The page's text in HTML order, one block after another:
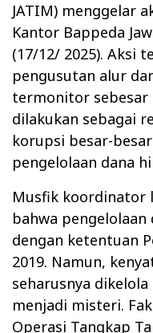
JATIM) menggelar
Kantor Bappeda
(17/12/ 2025). Aksi
pengusutan alur
termonitor sebesar
dilakukan sebagai
korupsi besar-
pengelolaan dana
Musfik koordinator
bahwa pengelolaan
dengan ketentuan
2019. Namun,
seharusnya
menjadi misteri.
Operasi Tangkap